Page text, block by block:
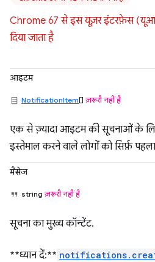
Chrome 67 से इस यूज़र इंटरफ़ेस
दिया जाता है
आइटम
NotificationItem[]ज़रूरी नहीं है
एक से ज़्यादा आइटम की सूचनाओं के
इस्तेमाल करने वाले लोगों को सिर्फ़
मैसेज
stringज़रूरी नहीं है
सूचना का मुख्य कॉन्टेंट.
**ध्यान दें:**